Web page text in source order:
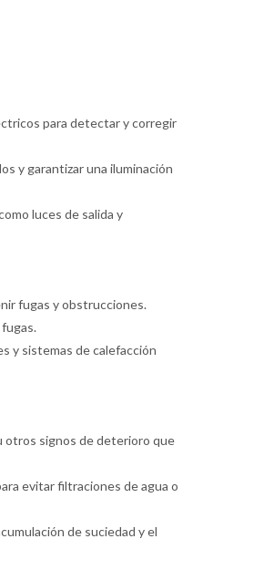
para detectar y corregir
y garantizar una iluminación
luces de salida y
fugas y obstrucciones.
y sistemas de calefacción
otros signos de deterioro que
evitar filtraciones de agua o
de suciedad y el